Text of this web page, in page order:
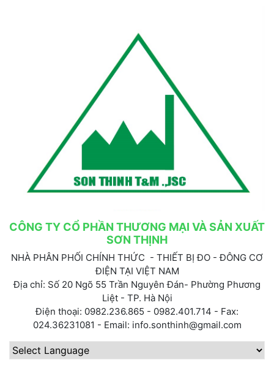
CÔNG TY CỔ PHẦN THƯƠNG MẠI VÀ SẢN XUẤT
SƠN THỊNH
NHÀ PHÂN PHỐI CHÍNH THỨC - THIẾT BỊ ĐO - ĐÔNG CƠ
ĐIỆN TẠI VIỆT NAM
Địa chỉ: Số 20 Ngõ 55 Trần Nguyên Đán- Phường Phương
Liệt - TP. Hà Nội
Điện thoại: 0982.236.865 - 0982.401.714 - Fax:
024.36231081 - Email: info.sonthinh@gmail.com